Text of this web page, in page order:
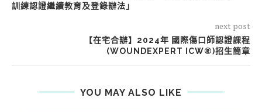
訓練認證繼續教育及登錄辦法」
next post
【在宅合辦】2024年 國際傷口師認證課程
(WOUNDEXPERT ICW®)招生簡章
YOU MAY ALSO LIKE